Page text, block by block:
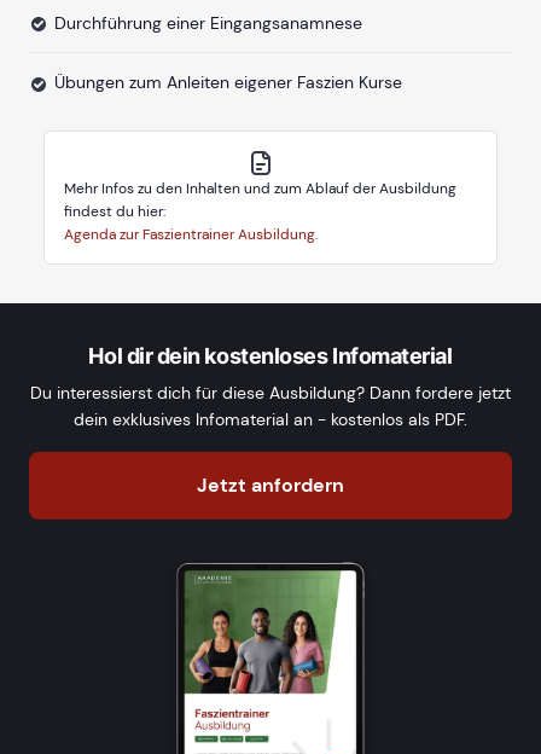
Durchführung einer Eingangsanamnese
Übungen zum Anleiten eigener Faszien Kurse
Mehr Infos zu den Inhalten und zum Ablauf der Ausbildung
findest du hier:
Agenda zur Faszientrainer Ausbildung.
Hol dir dein kostenloses Infomaterial
Du interessierst dich für diese Ausbildung? Dann fordere jetzt
dein exklusives Infomaterial an - kostenlos als PDF.
Jetzt anfordern